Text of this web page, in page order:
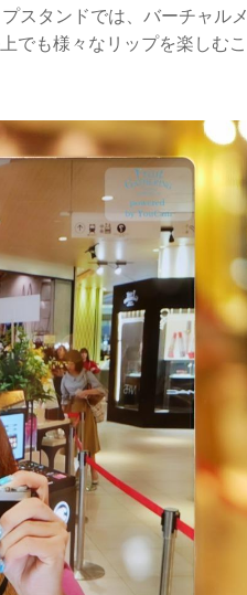
スタンドでは、バーチャル
でも様々なリップを楽しむ